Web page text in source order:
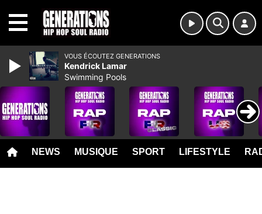
NEWS MUSIQUE SPORT LIFESTYLE
VOUS ÉCOUTEZ GENERATIONS
Kendrick Lamar
Swimming Pools